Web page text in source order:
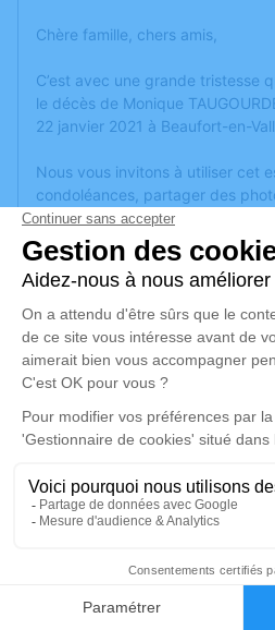
Faire-part
Chère famille, chers amis,
C’est avec une grande tristesse
le décès de Monique
22 janvier 2021 à Beaufort-en-
Nous vous invitons à utiliser cet
condoléances, partager des
anecdote ou exprimer vos
ou des textes. Cet endroit est un
honorer la mémoire de Monique
Un service de plantation d’arbre
ici.
mercredi 27 janvier
Eglise Notre Dame de
49250 Beaufort en